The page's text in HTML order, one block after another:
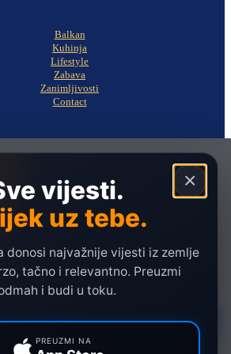
Balkan
Kuhinja
Lifestyle
Zabava
Zanimljivosti
Contact
×
vijesti.
uz tebe.
donosi najvažnije vijesti iz zemlje
tačno i relevantno. Preuzmi
i budi u toku.
PREUZMI NA